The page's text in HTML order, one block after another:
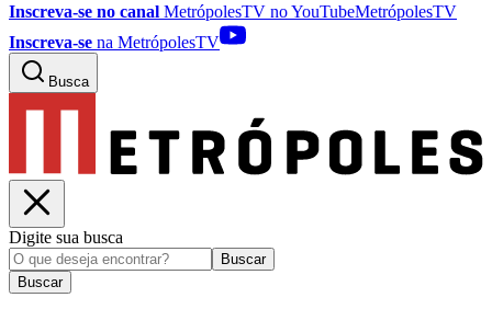
Inscreva-se no canal MetrópolesTV noYouTubeMetrópolesTV
Inscreva-se na MetrópolesTV
Busca
Digite sua busca
Buscar
Buscar